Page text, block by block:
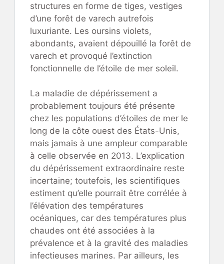
structures en forme de tiges, vestiges
d’une forêt de varech autrefois
luxuriante. Les oursins violets,
abondants, avaient dépouillé la forêt de
varech et provoqué l’extinction
fonctionnelle de l’étoile de mer soleil.
La maladie de dépérissement a
probablement toujours été présente
chez les populations d’étoiles de mer le
long de la côte ouest des États-Unis,
mais jamais à une ampleur comparable
à celle observée en 2013. L’explication
du dépérissement extraordinaire reste
incertaine; toutefois, les scientifiques
estiment qu’elle pourrait être corrélée à
l’élévation des températures
océaniques, car des températures plus
chaudes ont été associées à la
prévalence et à la gravité des maladies
infectieuses marines. Par ailleurs, les